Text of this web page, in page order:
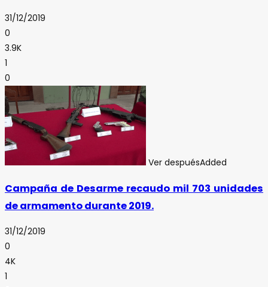
31/12/2019
0
3.9K
1
0
Ver despuésAdded
Campaña de Desarme recaudo mil 703 unidades
de armamento durante 2019.
31/12/2019
0
4K
1